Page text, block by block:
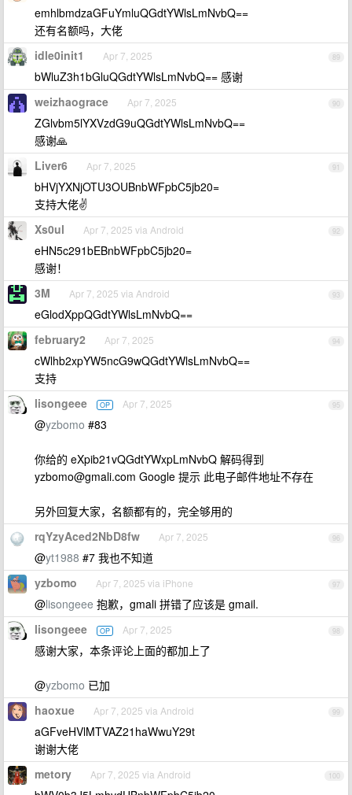
emhlbmdzaGFuYmluQGdtYWlsLmNvbQ==
还有名额吗，大佬
89
idle0init1 Apr 7, 2025
bWluZ3h1bGluQGdtYWlsLmNvbQ== 感谢
90
weizhaograce Apr 7, 2025
ZGlvbm5lYXVzdG9uQGdtYWlsLmNvbQ==
感谢🙏
91
Liver6 Apr 7, 2025
bHVjYXNjOTU3OUBnbWFpbC5jb20=
支持大佬✌️
92
Xs0ul Apr 7, 2025 via Android
eHN5c291bEBnbWFpbC5jb20=
感谢！
93
3M Apr 7, 2025 via Android
eGlodXppQGdtYWlsLmNvbQ==
94
february2 Apr 7, 2025
cWlhb2xpYW5ncG9wQGdtYWlsLmNvbQ==
支持
95
lisongeee OP Apr 7, 2025
@yzbomo #83
你给的 eXpib21vQGdtYWxpLmNvbQ 解码得到
yzbomo@gmali.com Google 提示 此电子邮件地址不存在
另外回复大家，名额都有的，完全够用的
96
rqYzyAced2NbD8fw Apr 7, 2025
@yt1988 #7 我也不知道
97
yzbomo Apr 7, 2025 via iPhone
@lisongeee 抱歉，gmali 拼错了应该是 gmail.
98
lisongeee OP Apr 7, 2025
感谢大家，本条评论上面的都加上了
@yzbomo 已加
99
haoxue Apr 7, 2025 via Android
aGFveHVlMTVAZ21haWwuY29t
谢谢大佬
100
metory Apr 7, 2025 via Android